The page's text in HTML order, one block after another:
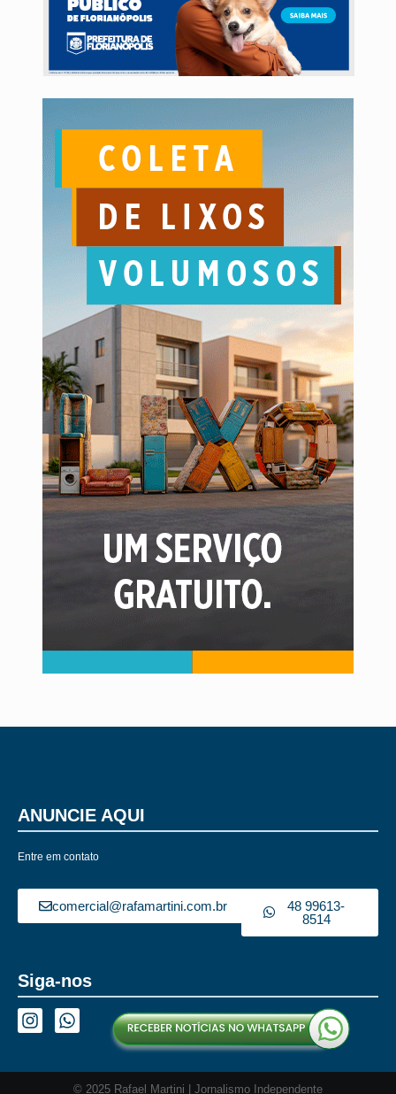
ANUNCIE AQUI
Entre em contato
comercial@rafamartini.com.br
48 99613-
8514
Siga-nos
© 2025 Rafael Martini | Jornalismo Independente